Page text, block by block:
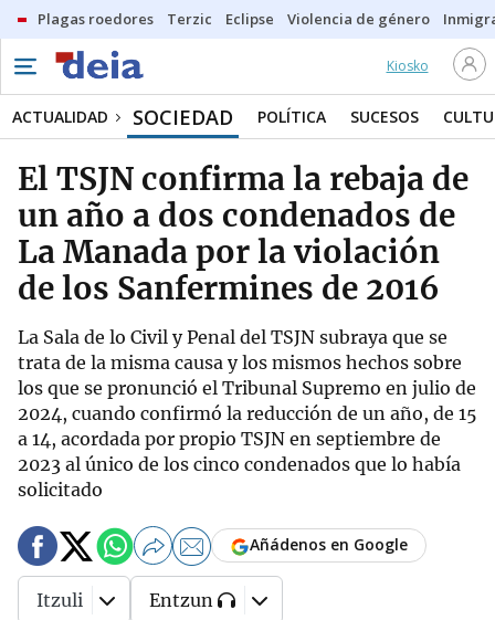
Plagas roedores Terzic Eclipse Violencia de género
Kiosko
ACTUALIDAD SOCIEDAD POLÍTICA SUCESOS
El TSJN confirma la rebaja de
un año a dos condenados de
La Manada por la violación
de los Sanfermines de 2016
La Sala de lo Civil y Penal del TSJN subraya que se
trata de la misma causa y los mismos hechos sobre
los que se pronunció el Tribunal Supremo en julio de
2024, cuando confirmó la reducción de un año, de 15
a 14, acordada por propio TSJN en septiembre de
2023 al único de los cinco condenados que lo había
solicitado
Añádenos en Google
Itzuli Entzun